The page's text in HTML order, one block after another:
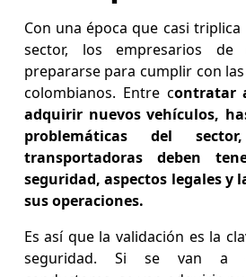
Con una época que casi
sector, los empresarios de
prepararse para cumplir con
colombianos. Entre contratar
adquirir nuevos vehículos,
problemáticas del
transportadoras deben
seguridad, aspectos legales y
sus operaciones.
Es así que la validación es la
seguridad. Si se van a